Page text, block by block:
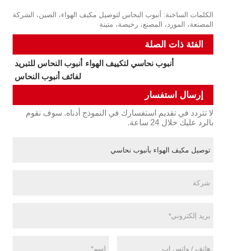
الكلمات الساخنة: أنبوب النحاس لتوصيل مكيف الهواء، الصين، الشركة
المصنعة، المورد، المصنع، رخيصة، متينة
الفئة ذات الصلة
أنبوب النحاس للتبريد
أنبوب نحاسي لتكييف الهواء
لفائف أنبوب النحاس
إرسال استفسار
لا تتردد في تقديم استفسارك في النموذج أدناه. سوف نقوم
بالرد عليك خلال 24 ساعة.